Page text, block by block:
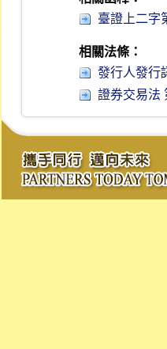
臺證上二字
相關法條：
發行人發行
證券交易法